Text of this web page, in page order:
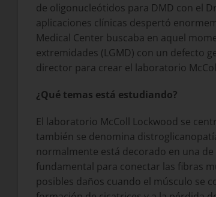
de oligonucleótidos para DMD con el
aplicaciones clínicas despertó
Medical Center buscaba en aquel
extremidades (LGMD) con un defecto
director para crear el laboratorio
¿Qué temas está estudiando?
El laboratorio McColl Lockwood se
también se denomina
normalmente está decorado en una
fundamental para conectar las fibras
posibles daños cuando el músculo se